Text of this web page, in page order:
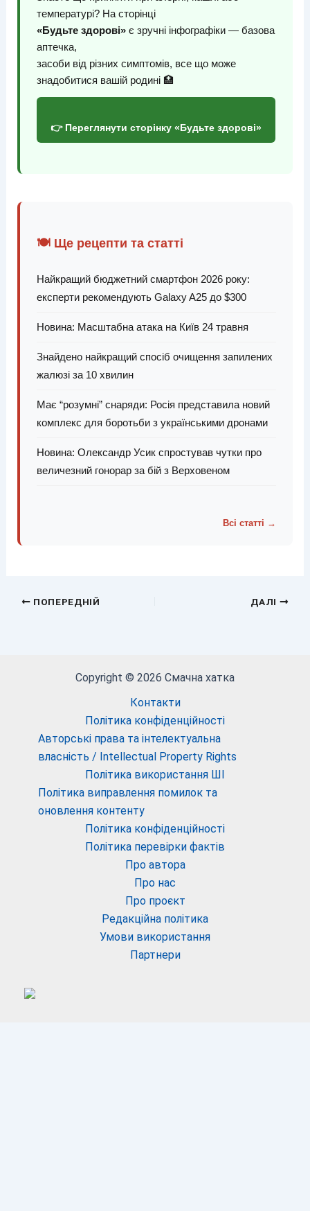
температурі? На сторінці
«Будьте здорові»є зручні інфографіки — базова
аптечка,
засоби від різних симптомів, все що може
знадобитися вашій родині 🏥
👉 Переглянути сторінку «Будьте здорові»
🍽️ Ще рецепти та статті
Найкращий бюджетний смартфон 2026 року:
експерти рекомендують Galaxy A25 до $300
Новина: Масштабна атака на Київ 24 травня
Знайдено найкращий спосіб очищення запилених
жалюзі за 10 хвилин
Має “розумні” снаряди: Росія представила новий
комплекс для боротьби з українськими дронами
Новина: Олександр Усик спростував чутки про
величезний гонорар за бій з Верховеном
Всі статті →
ПОПЕРЕДНІЙ ДАЛІ
Copyright © 2026 Смачна хатка
Контакти
Політика конфіденційності
Авторські права та інтелектуальна
власність / Intellectual Property Rights
Політика використання ШІ
Політика виправлення помилок та
оновлення контенту
Політика конфіденційності
Політика перевірки фактів
Про автора
Про нас
Про проєкт
Редакційна політика
Умови використання
Партнери